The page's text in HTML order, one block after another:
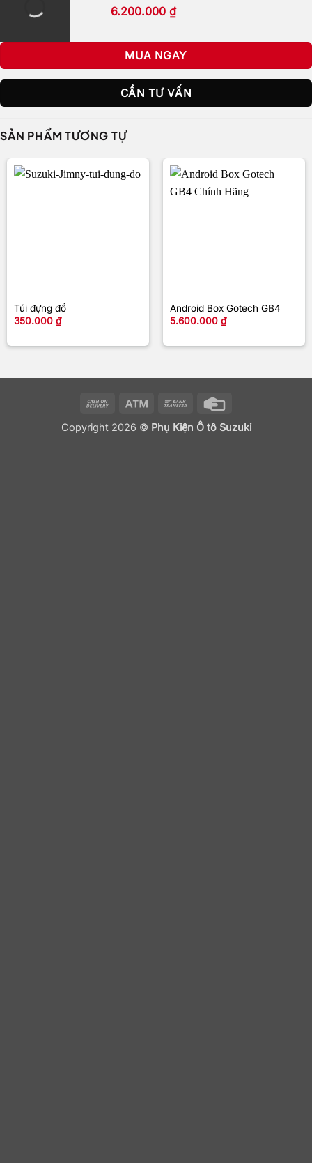
6.200.000₫
MUA NGAY
CẦN TƯ VẤN
SẢN PHẨM TƯƠNG TỰ
Túi đựng đồ
350.000 ₫
Android Box Gotech GB4
5.600.000 ₫
Cash
Delivery
Atm
Bank
Transfer
Copyright 2026 © Phụ Kiện Ô tô Suzuki